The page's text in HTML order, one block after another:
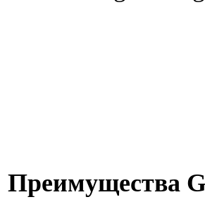
Преимущества